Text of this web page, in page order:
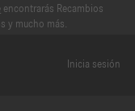
encontrarás Recambios
y mucho más.
Inicia sesión